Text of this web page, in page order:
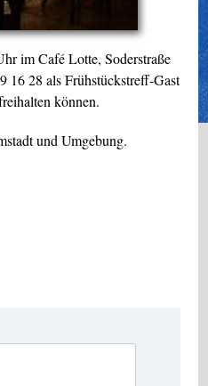
im Café Lotte, Soderstraße
16 28 als Frühstückstreff-Gast
können.
und Umgebung.